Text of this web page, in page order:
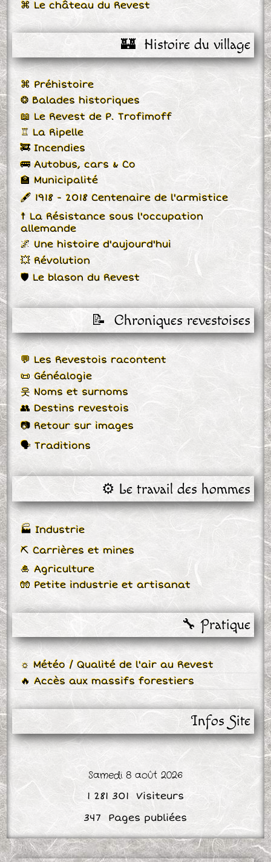
⌘ Le château du Revest
🏰  Histoire du village
⌘ Préhistoire
❂ Balades historiques
📖 Le Revest de P. Trofimoff
♖ La Ripelle
🚒 Incendies
🚌 Autobus, cars & Co
🏫 Municipalité
🖋 1918 - 2018 Centenaire de l'armistice
☨ La Résistance sous l'occupation
allemande
🌌 Une histoire d'aujourd'hui
💥 Révolution
🛡 Le blason du Revest
📝  Chroniques revestoises
💬 Les Revestois racontent
📜 Généalogie
웃 Noms et surnoms
👥 Destins revestois
📷 Retour sur images
🗣 Traditions
⚙️ Le travail des hommes
🏭 Industrie
⛏ Carrières et mines
🎍 Agriculture
🧤 Petite industrie et artisanat
🔧 Pratique
☼ Météo / Qualité de l'air au Revest
🔥 Accès aux massifs forestiers
Infos Site
Samedi 8 août 2026